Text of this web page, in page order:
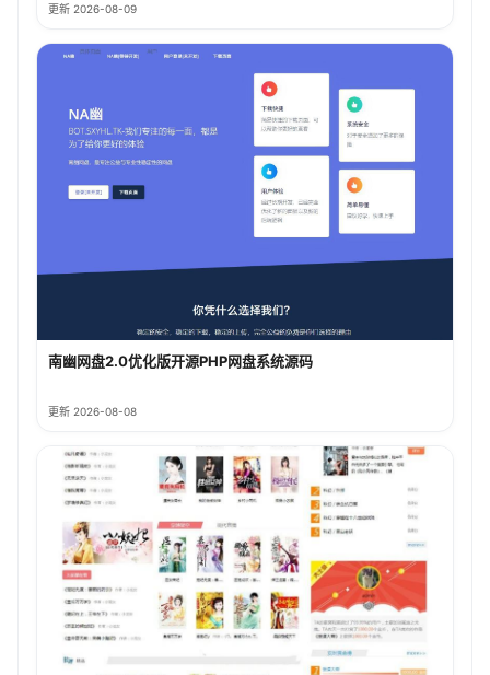
更新 2026-08-09
南幽网盘2.0优化版开源PHP网盘系统源码
更新 2026-08-08